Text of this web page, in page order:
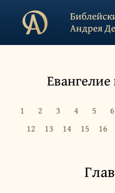
Андрея
1 2 3 4 5 6
12
13 14 15 16